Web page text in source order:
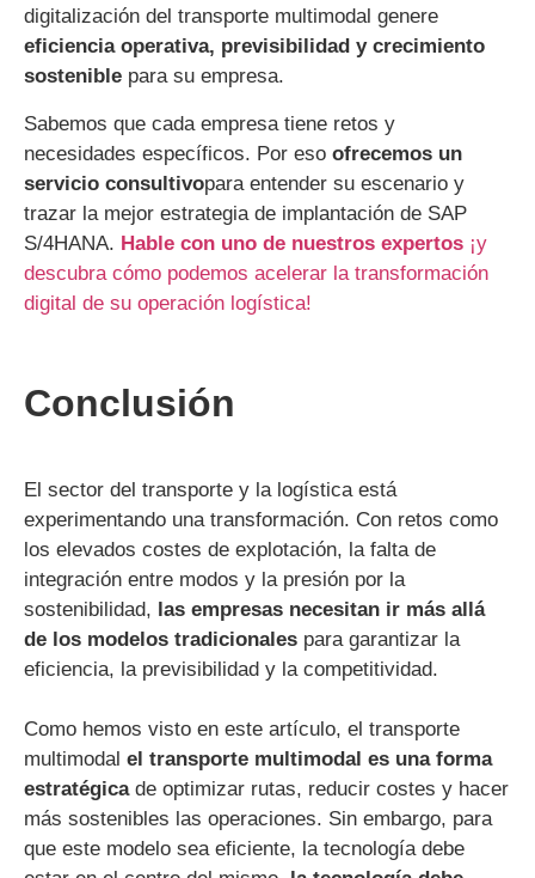
digitalización del transporte multimodal genere
eficiencia operativa, previsibilidad y crecimiento
sostenible para su empresa.
Sabemos que cada empresa tiene retos y
necesidades específicos. Por eso ofrecemos un
servicio consultivopara entender su escenario y
trazar la mejor estrategia de implantación de SAP
S/4HANA. Hable con uno de nuestros expertos ¡y
descubra cómo podemos acelerar la transformación
digital de su operación logística!
Conclusión
El sector del transporte y la logística está
experimentando una transformación. Con retos como
los elevados costes de explotación, la falta de
integración entre modos y la presión por la
sostenibilidad, las empresas necesitan ir más allá
de los modelos tradicionales para garantizar la
eficiencia, la previsibilidad y la competitividad.
Como hemos visto en este artículo, el transporte
multimodal el transporte multimodal es una forma
estratégicade optimizar rutas, reducir costes y hacer
más sostenibles las operaciones. Sin embargo, para
que este modelo sea eficiente, la tecnología debe